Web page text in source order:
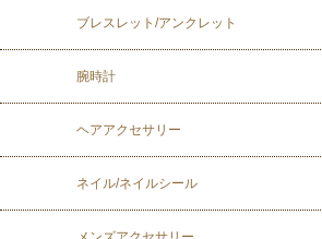
ブレスレット/アンクレット
腕時計
ヘアアクセサリー
ネイル/ネイルシール